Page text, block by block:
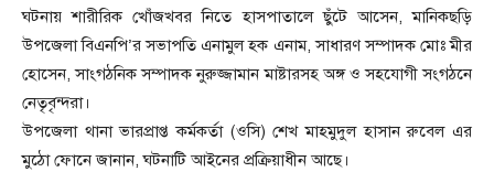
ঘটনায় শারীরিক খোঁজখবর নিতে হাসপাতালে ছুঁটে আসেন, মানিকছড়ি
উপজেলা বিএনপি’র সভাপতি এনামুল হক এনাম, সাধারণ সম্পাদক মোঃ মীর
হোসেন, সাংগঠনিক সম্পাদক নুরুজ্জামান মাষ্টারসহ অঙ্গ ও সহযোগী সংগঠনে
নেতৃবৃন্দরা।
উপজেলা থানা ভারপ্রাপ্ত কর্মকর্তা (ওসি) শেখ মাহমুদুল হাসান রুবেল এর
মুঠো ফোনে জানান, ঘটনাটি আইনের প্রক্রিয়াধীন আছে।